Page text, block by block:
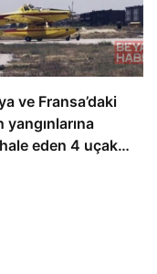
ve Fransa’daki
yangınlarına
eden 4 uçak